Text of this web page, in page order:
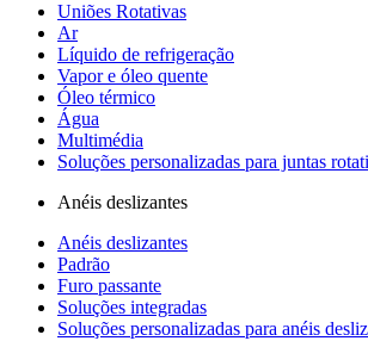
Uniões Rotativas
Ar
Líquido de refrigeração
Vapor e óleo quente
Óleo térmico
Água
Multimédia
Soluções personalizadas para juntas
Anéis deslizantes
Anéis deslizantes
Padrão
Furo passante
Soluções integradas
Soluções personalizadas para anéis